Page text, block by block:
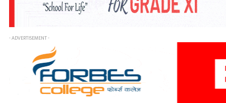
- ADVERTISEMENT -